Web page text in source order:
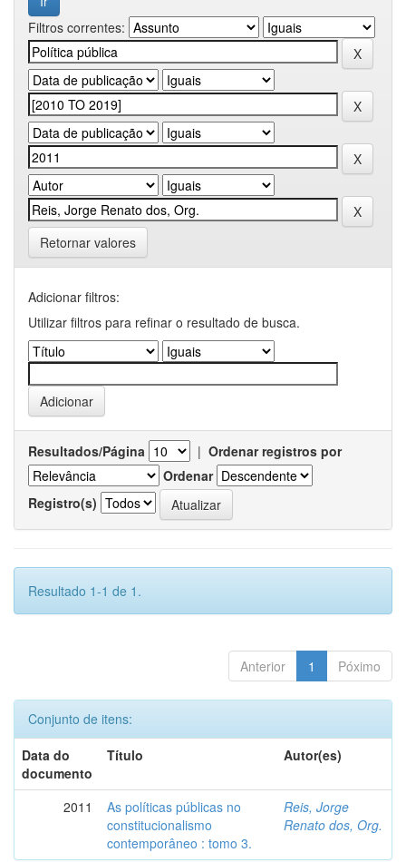
Filtros correntes:
Retornar valores
Adicionar filtros:
Utilizar filtros para refinar o resultado de busca.
Resultados/Página | Ordenar registros por
Ordenar
Registro(s)
Resultado 1-1 de 1.
Anterior 1 Póximo
Conjunto de itens:
Data do
documento
Título Autor(es)
2011
As políticas públicas no
constitucionalismo
contemporâneo : tomo 3.
Reis, Jorge
Renato dos, Org.